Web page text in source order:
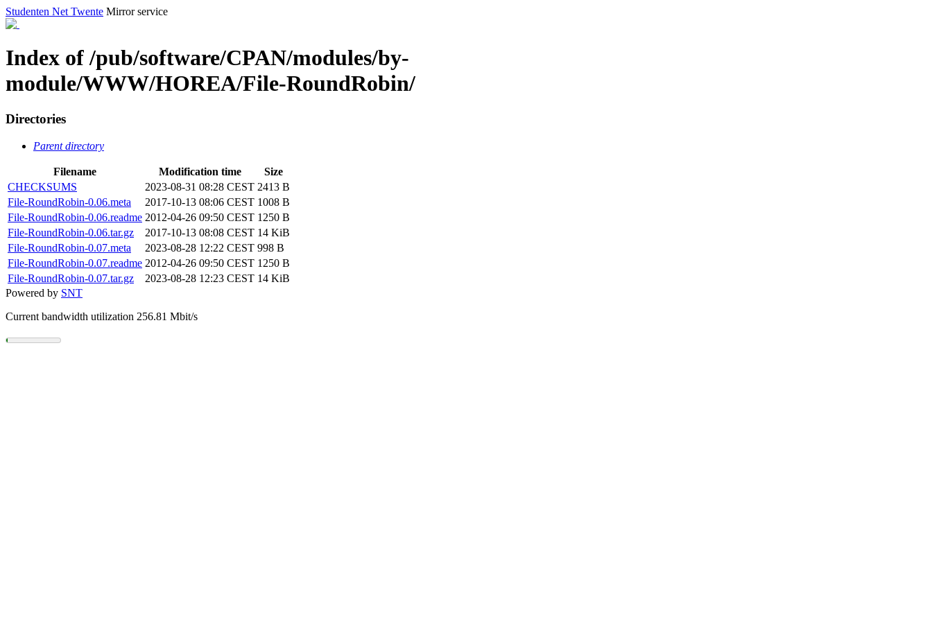
Studenten Net Twente Mirror service
Index of /pub/software/CPAN/modules/by-
module/WWW/HOREA/File-RoundRobin/
Directories
Parent directory
Filename Modification time
Size
CHECKSUMS
2023-08-31 08:28 CEST 2413 B
File-RoundRobin-0.06.meta
2017-10-13 08:06 CEST 1008 B
File-RoundRobin-0.06.readme 2012-04-26 09:50 CEST 1250 B
File-RoundRobin-0.06.tar.gz
2017-10-13 08:08 CEST 14 KiB
File-RoundRobin-0.07.meta
2023-08-28 12:22 CEST 998 B
File-RoundRobin-0.07.readme 2012-04-26 09:50 CEST 1250 B
File-RoundRobin-0.07.tar.gz
2023-08-28 12:23 CEST 14 KiB
Powered by SNT
Current bandwidth utilization 256.81 Mbit/s